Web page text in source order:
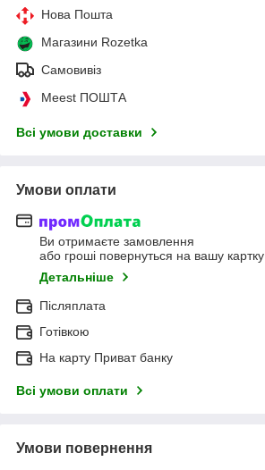
Нова Пошта
Магазини Rozetka
Самовивіз
Meest ПОШТА
Всі умови доставки
Умови оплати
Ви отримаєте замовлення
або гроші повернуться на вашу картку
Детальніше
Післяплата
Готівкою
На карту Приват банку
Всі умови оплати
Умови повернення